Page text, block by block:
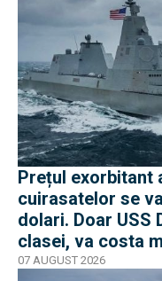
Prețul exorbitant
cuirasatelor se
dolari. Doar USS
clasei, va costa
Gerald R. Ford
07 AUGUST 2026